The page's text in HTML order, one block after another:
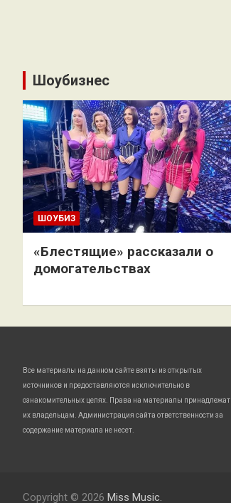
Шоубизнес
ШОУБИЗ
«Блестящие» рассказали о
домогательствах
Все материалы на данном сайте взяты из открытых
источников и предоставляются исключительно в
ознакомительных целях. Права на материалы принадлежат
их владельцам. Администрация сайта ответственности за
содержание материала не несет.
Copyright © 2026 Miss Music.